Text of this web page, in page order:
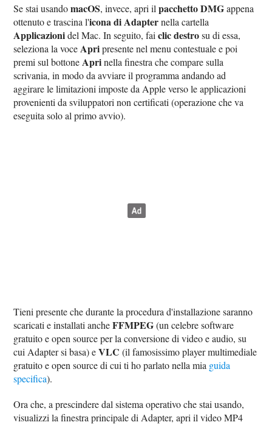
Se stai usandomacOS, invece, apri ilpacchetto DMGappena
ottenuto e trascina l'icona di Adapternella cartella
Applicazionidel Mac. In seguito, faiclic destrosu di essa,
seleziona la voce Apripresente nel menu contestuale e poi
premi sul bottone Aprinella finestra che compare sulla
scrivania, in modo da avviare il programma andando ad
aggirare le limitazioni imposte da Apple verso le applicazioni
provenienti da sviluppatori non certificati (operazione che va
eseguita solo al primo avvio).
Tieni presente che durante la procedura d'installazione saranno
scaricati e installati ancheFFMPEG(un celebre software
gratuito e open source per la conversione di video e audio, su
cui Adapter si basa) eVLC (il famosissimo player multimediale
gratuito e open source di cui ti ho parlato nella mia guida
specifica).
Ora che, a prescindere dal sistema operativo che stai usando,
visualizzi la finestra principale di Adapter, apri il video MP4